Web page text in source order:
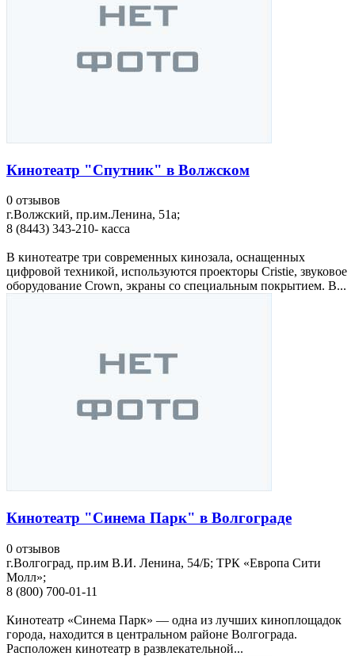
Кинотеатр "Спутник" в Волжском
0 отзывов
г.Волжский, пр.им.Ленина, 51а;
8 (8443) 343-210- касса
В кинотеатре три современных кинозала, оснащенных
цифровой техникой, используются проекторы Cristie, звуковое
оборудование Crown, экраны со специальным покрытием. В...
Кинотеатр "Синема Парк" в Волгограде
0 отзывов
г.Волгоград, пр.им В.И. Ленина, 54/Б; ТРК «Европа Сити
Молл»;
8 (800) 700-01-11
Кинотеатр «Синема Парк» — одна из лучших киноплощадок
города, находится в центральном районе Волгограда.
Расположен кинотеатр в развлекательной...